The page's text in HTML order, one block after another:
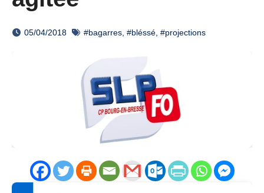
05/04/2018 #bagarres #bléssé #projections